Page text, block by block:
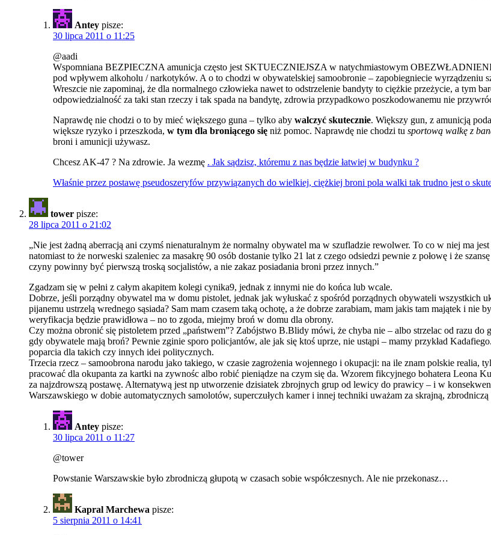
Antey pisze:
30 lipca 2011 o 11:25
@aadi
Wspomniana BEZPIECZNA amunicja często jest SKTUECZNIEJSZA w natychmiastowym
pod wpływem alkoholu / narkotyków. A o to chodzi w obywatelskiej samoobronie – zapobiegniecie wyrządzeniu
Wreszcie nie zapominaj, że dla normalnego człowieka nawet to odstrzelenie bandyty to ciężkie przeżycie, a tym
odpowiedzialność za taki stan rzeczy i tak spada na bandytę, zdrowia przypadkowo poszkodowanemu nie
Naprawdę nie chodzi o to by mieć większego guna – tylko aby walczyć skutecznie. Większy gun, z amunicją
większe ryzyko i przeszkoda, w tym dla broniącego się niż pomoc. Naprawdę nie chodzi tu sportową walkę z
broni i amunicji używasz.
Chcesz AK-47 ? Na zdrowie. Ja wezmę . Jak sądzisz, któremu z nas będzie łatwiej w budynku ?
Właśnie przez postawę pseudoszeryfów przywiązanych do wielkiej, ciężkiej broni pola walki tak trudno jest o
tower pisze:
28 lipca 2011 o 21:02
„Nie jest żadną aberracją ani czymś nienaturalnym że normalny obywatel ma w szufladzie rewolwer. To co w niej ma
natomiast to że norweski szaleniec za masakrę 90 osób dostanie tylko 21 lat z czego odsiedzi pewnie z połowę i że
czyny powinny być pierwszą troską socjalistów, a nie zakaz posiadania broni przez innych.”
Zgadzam się w pełni z całym akapitem kolegi cynika9, jednak z innymi nie do końca lub wcale.
Dobrze, jeśli porządny obywatel ma w domu pistolet, jednak jak wyłuskać z spośród porządnych obywateli
pijanemu ustrzelą wrednego sąsiada? Sam mam czasem taką ochotę, a że dobrze zarabiam, mam jakis tam majątek i
weryfikacja będzie prawidłowa – no to zgoda, miejmy broń w domu dla obrony.
Czy można obronić się pistoletem przed „państwem”? Zabójstwo B.Blidy mówi, że chyba nie – albo strzelac od razu do
gdy obywatele mają broń? Pewnie zginie sporo policjantów, ale jak się ktoś uprze, nie ustąpi – mamy przykład
poparcia dla takich czy innych idei politycznych.
Trzecia rzecz – samoobrona narodu jako takiego, w czasie zagrożenia wojennego i okupacji: na ile znam polskie realia,
pracować dla okupanta za kartki na zywnośc albo robić pieniądze na czym się da. Wzorem fikcyjnego bohatera Leona
za najzdrowszą postawę. Alternatywą jest np utworzenie dzisiatek zbrojnych grup od lewicy do prawicy – i w
Warszawskiego w dobie automatycznych samolotów, superczułych kamer i innej techniki uważam za skrajną, zbrodniczą
Antey pisze:
30 lipca 2011 o 11:27
@tower
Powstanie Warszawskie było zbrodniczą głupotą w czasach sobie współczesnych. Ale nie przekonasz…
Kapral Marchewa pisze:
5 sierpnia 2011 o 14:41